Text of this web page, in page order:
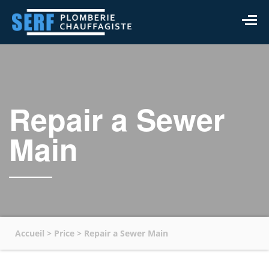
Repair a Sewer
Main
Accueil > Price > Repair a Sewer Main